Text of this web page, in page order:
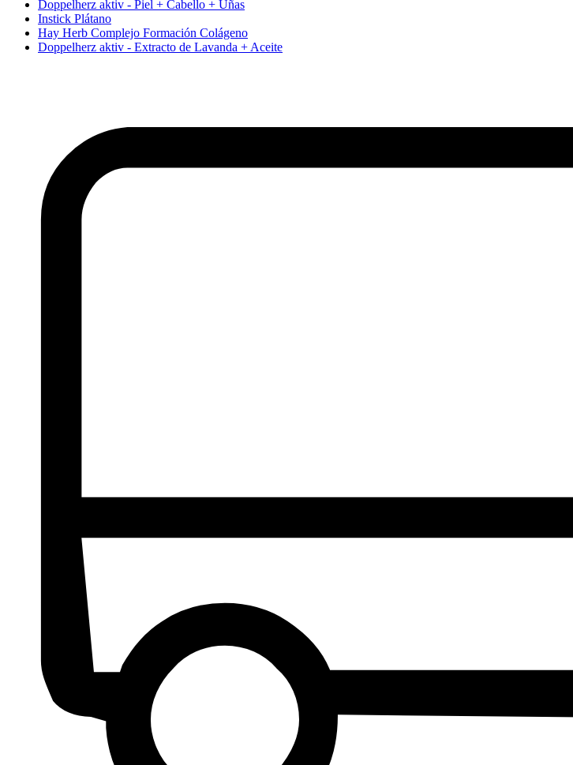
Doppelherz aktiv - Piel + Cabello + Uñas
Instick Plátano
Hay Herb Complejo Formación Colágeno
Doppelherz aktiv - Extracto de Lavanda + Aceite